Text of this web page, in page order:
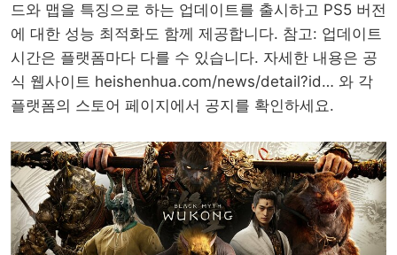
드와 맵을 특징으로 하는 업데이트를 출시하고 PS5 버전
에 대한 성능 최적화도 함께 제공합니다. 참고: 업데이트
시간은 플랫폼마다 다를 수 있습니다. 자세한 내용은 공
식 웹사이트 heishenhua.com/news/detail?id… 와 각
플랫폼의 스토어 페이지에서 공지를 확인하세요.